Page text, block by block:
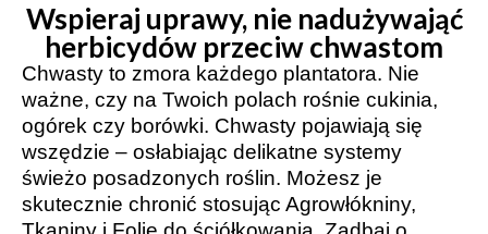
Wspieraj uprawy, nie nadużywająć
herbicydów przeciw chwastom
Chwasty to zmora każdego plantatora. Nie
ważne, czy na Twoich polach rośnie cukinia,
ogórek czy borówki. Chwasty pojawiają się
wszędzie – osłabiając delikatne systemy
świeżo posadzonych roślin. Możesz je
skutecznie chronić stosując Agrowłókniny,